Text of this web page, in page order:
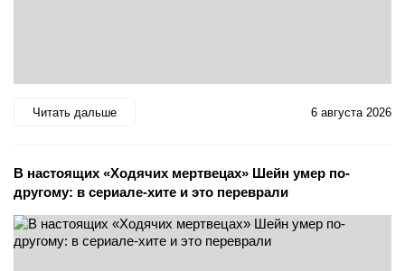
Читать дальше 6 августа 2026
В настоящих «Ходячих мертвецах» Шейн умер по-
другому: в сериале-хите и это переврали